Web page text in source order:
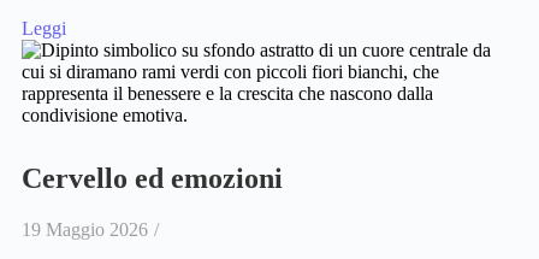
Leggi
Cervello ed emozioni
19 Maggio 2026 /